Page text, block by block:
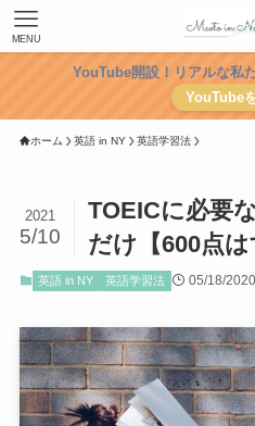
MENU
YouTube開設！リアルな私
YouTube
ホーム 英語 in NY 英語学習法
TOEICに必要
だけ【600点は
2021
5/10
英語 in NY 英語学習法 05/18/2020